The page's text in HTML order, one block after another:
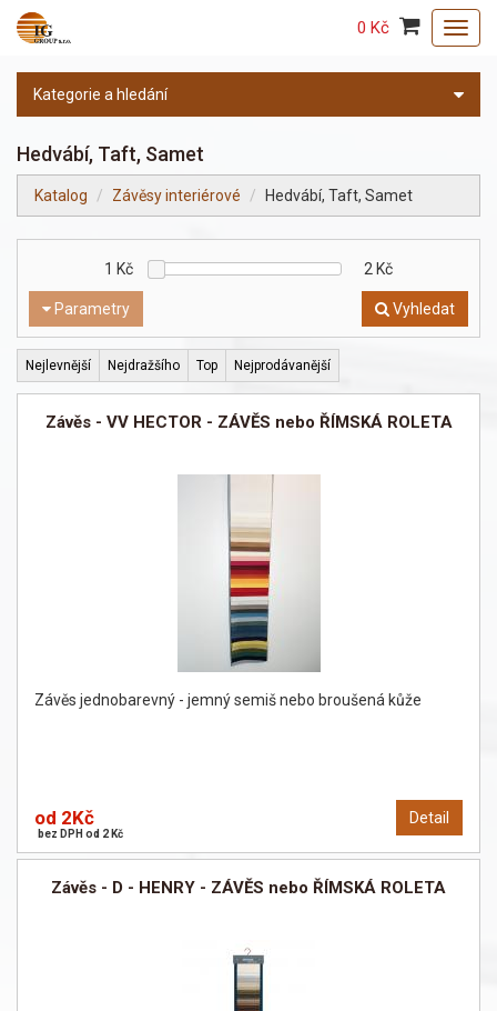
0 Kč
Kategorie a hledání
Hedvábí, Taft, Samet
Katalog Závěsy interiérové Hedvábí, Taft, Samet
Parametry
1 Kč 2 Kč
Vyhledat
Nejlevnější Nejdražšího Top Nejprodávanější
Závěs - VV HECTOR - ZÁVĚS nebo ŘÍMSKÁ ROLETA
Závěs jednobarevný - jemný semiš nebo broušená kůže
Detail
od 2Kč
bez DPH od 2 Kč
Závěs - D - HENRY - ZÁVĚS nebo ŘÍMSKÁ ROLETA